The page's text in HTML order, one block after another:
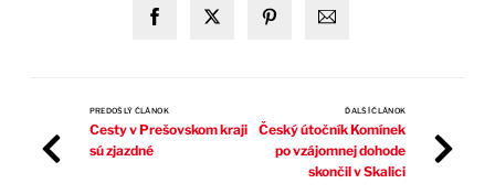
PREDOŠLÝ ČLÁNOK
Cesty v Prešovskom kraji
sú zjazdné
ĎALŠÍ ČLÁNOK
Český útočník Komínek
po vzájomnej dohode
skončil v Skalici